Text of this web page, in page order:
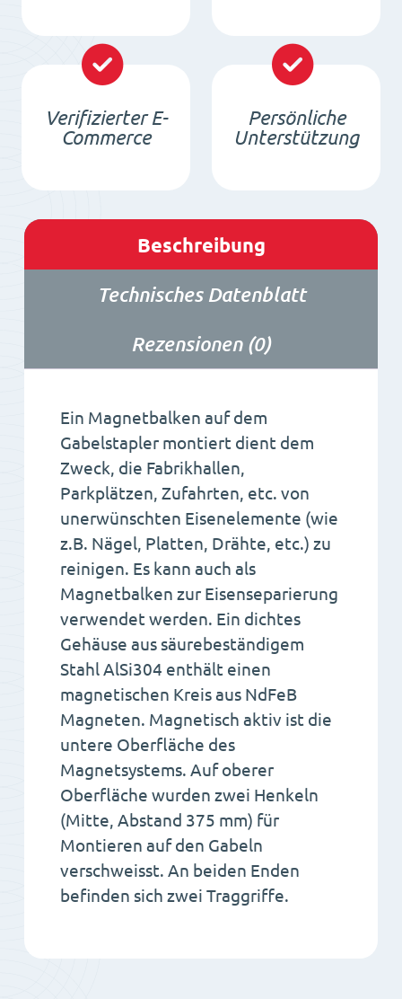
Verifizierter E-
Commerce
Persönliche
Unterstützung
Beschreibung
Technisches Datenblatt
Rezensionen (0)
Ein Magnetbalken auf dem
Gabelstapler montiert dient dem
Zweck, die Fabrikhallen,
Parkplätzen, Zufahrten, etc. von
unerwünschten Eisenelemente (wie
z.B. Nägel, Platten, Drähte, etc.) zu
reinigen. Es kann auch als
Magnetbalken zur Eisenseparierung
verwendet werden. Ein dichtes
Gehäuse aus säurebeständigem
Stahl AlSi304 enthält einen
magnetischen Kreis aus NdFeB
Magneten. Magnetisch aktiv ist die
untere Oberfläche des
Magnetsystems. Auf oberer
Oberfläche wurden zwei Henkeln
(Mitte, Abstand 375 mm) für
Montieren auf den Gabeln
verschweisst. An beiden Enden
befinden sich zwei Traggriffe.